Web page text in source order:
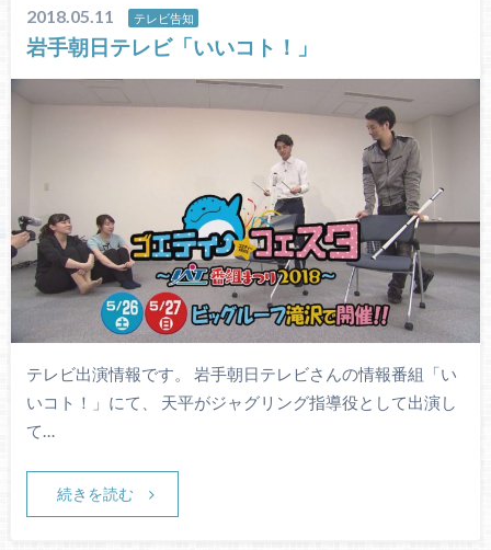
2018.05.11 テレビ告知
岩手朝日テレビ「いいコト！」
テレビ出演情報です。 岩手朝日テレビさんの情報番組「い
いコト！」にて、 天平がジャグリング指導役として出演し
て…
続きを読む